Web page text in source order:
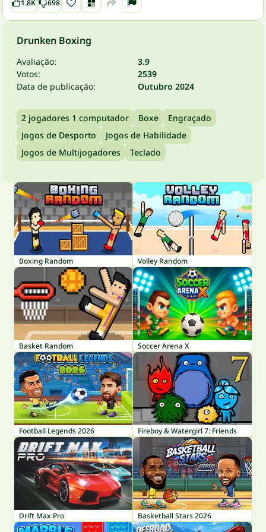
1.8K 698
Drunken Boxing
Avaliação:
3.9
Votos:
2539
Data de publicação:
Outubro 2024
2 jogadores 1 computador Boxe
Engraçado
Jogos de Desporto
Jogos de Habilidade
Jogos de Multijogadores
Teclado
Boxing Random Volley Random
Basket Random Soccer Arena X
Football Legends 2026 Fireboy & Watergirl 7: Friends
Drift Max Pro Basketball Stars 2026